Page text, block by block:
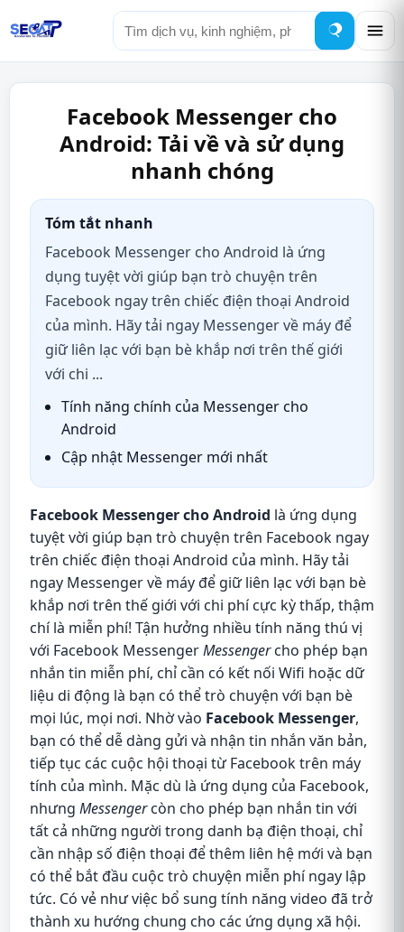
Tìm
kiếm
Facebook Messenger cho
Android: Tải về và sử dụng
nhanh chóng
Tóm tắt nhanh
Facebook Messenger cho Android là ứng
dụng tuyệt vời giúp bạn trò chuyện trên
Facebook ngay trên chiếc điện thoại Android
của mình. Hãy tải ngay Messenger về máy để
giữ liên lạc với bạn bè khắp nơi trên thế giới
với chi ...
Tính năng chính của Messenger cho
Android
Cập nhật Messenger mới nhất
Facebook Messenger cho Android là ứng dụng
tuyệt vời giúp bạn trò chuyện trên Facebook ngay
trên chiếc điện thoại Android của mình. Hãy tải
ngay Messenger về máy để giữ liên lạc với bạn bè
khắp nơi trên thế giới với chi phí cực kỳ thấp, thậm
chí là miễn phí! Tận hưởng nhiều tính năng thú vị
với Facebook MessengerMessengercho phép bạn
nhắn tin miễn phí, chỉ cần có kết nối Wifi hoặc dữ
liệu di động là bạn có thể trò chuyện với bạn bè
mọi lúc, mọi nơi. Nhờ vào Facebook Messenger,
bạn có thể dễ dàng gửi và nhận tin nhắn văn bản,
tiếp tục các cuộc hội thoại từ Facebook trên máy
tính của mình. Mặc dù là ứng dụng của Facebook,
nhưng Messengercòn cho phép bạn nhắn tin với
tất cả những người trong danh bạ điện thoại, chỉ
cần nhập số điện thoại để thêm liên hệ mới và bạn
có thể bắt đầu cuộc trò chuyện miễn phí ngay lập
tức. Có vẻ như việc bổ sung tính năng video đã trở
thành xu hướng chung cho các ứng dụng xã hội.